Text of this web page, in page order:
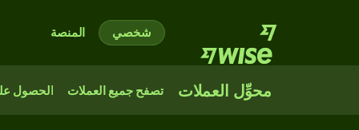
شخصي المنصة
محوِّل العملات تصفح جميع العملات الحصول